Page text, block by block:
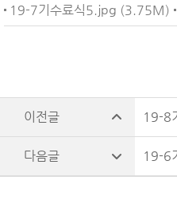
19-7기수료식5.jpg (3.75M)
19-8
19-6